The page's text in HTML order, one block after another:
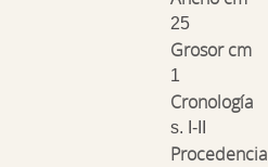
25
Grosor cm
1
Cronología
s. I-II
Procedencia